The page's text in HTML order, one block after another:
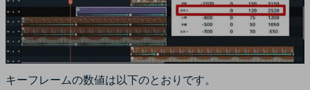
キーフレームの数値は以下のとおりです。